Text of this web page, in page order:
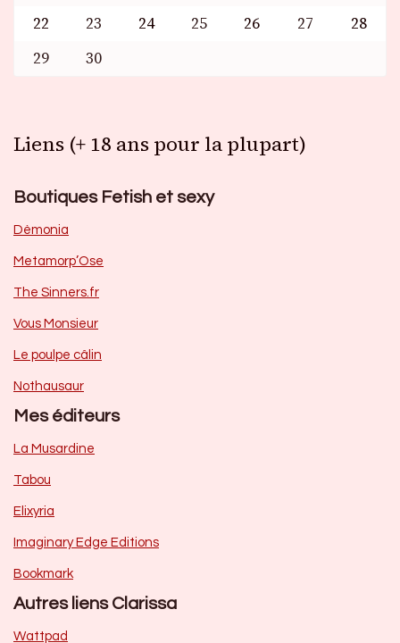
22
23 24 25 26 27
28
29
30
Liens (+ 18 ans pour la plupart)
Boutiques Fetish et sexy
Dèmonia
Metamorp’Ose
The Sinners.fr
Vous Monsieur
Le poulpe câlin
Nothausaur
Mes éditeurs
La Musardine
Tabou
Elixyria
Imaginary Edge Editions
Bookmark
Autres liens Clarissa
Wattpad